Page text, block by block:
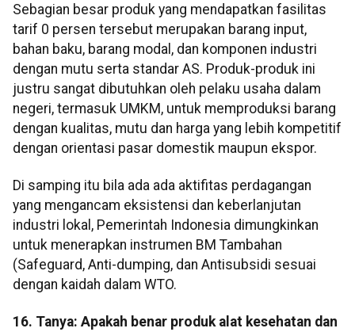
Sebagian besar produk yang mendapatkan fasilitas
tarif 0 persen tersebut merupakan barang input,
bahan baku, barang modal, dan komponen industri
dengan mutu serta standar AS. Produk-produk ini
justru sangat dibutuhkan oleh pelaku usaha dalam
negeri, termasuk UMKM, untuk memproduksi barang
dengan kualitas, mutu dan harga yang lebih kompetitif
dengan orientasi pasar domestik maupun ekspor.
Di samping itu bila ada ada aktifitas perdagangan
yang mengancam eksistensi dan keberlanjutan
industri lokal, Pemerintah Indonesia dimungkinkan
untuk menerapkan instrumen BM Tambahan
(Safeguard, Anti-dumping, dan Antisubsidi sesuai
dengan kaidah dalam WTO.
16. Tanya: Apakah benar produk alat kesehatan dan